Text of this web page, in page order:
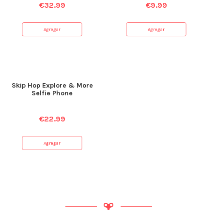
€32.99
Agregar
€9.99
Agregar
Skip Hop Explore & More
Selfie Phone
€22.99
Agregar